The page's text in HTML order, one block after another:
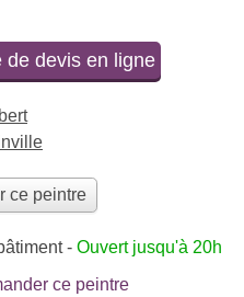
de devis en ligne
ce peintre
- Ouvert jusqu'à 20h
ce peintre